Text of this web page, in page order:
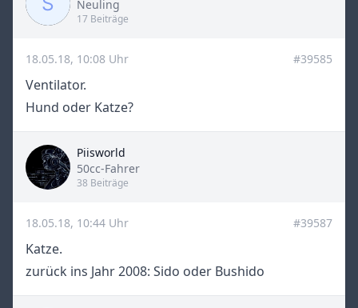
Title
Neuling
17 Beiträge
18.05.18, 10:08 Uhr #39585
Ventilator.
Hund oder Katze?
Piisworld
Title
50cc-Fahrer
38 Beiträge
18.05.18, 10:44 Uhr #39587
Katze.
zurück ins Jahr 2008: Sido oder Bushido